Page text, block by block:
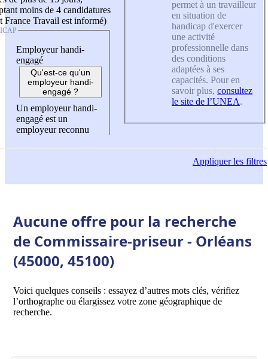
moins de 4 candidatures
France Travail est informé)
Employeur handi-
engagé
Qu'est-ce qu'un
employeur handi-
engagé ?
Un employeur handi-
engagé est un
employeur reconnu
permet à un travailleur
en situation de
handicap d'exercer
une activité
professionnelle dans
des conditions
adaptées à ses
capacités. Pour en
savoir plus, consultez
le site de l’UNEA.
Appliquerles filtres
Aucune offre pour la recherche
de Commissaire-priseur - Orléans
(45000, 45100)
Voici quelques conseils : essayez d’autres mots clés, vérifiez
l’orthographe ou élargissez votre zone géographique de
recherche.